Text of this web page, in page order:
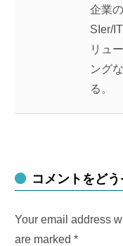
企業
SIer/
リュ
ング
る。
コメントをどう
Your email address
are marked*